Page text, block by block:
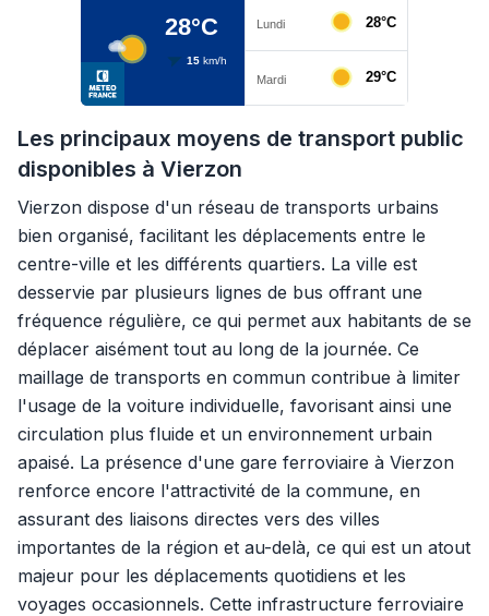
Les principaux moyens de transport public
disponibles à Vierzon
Vierzon dispose d'un réseau de transports urbains
bien organisé, facilitant les déplacements entre le
centre-ville et les différents quartiers. La ville est
desservie par plusieurs lignes de bus offrant une
fréquence régulière, ce qui permet aux habitants de se
déplacer aisément tout au long de la journée. Ce
maillage de transports en commun contribue à limiter
l'usage de la voiture individuelle, favorisant ainsi une
circulation plus fluide et un environnement urbain
apaisé. La présence d'une gare ferroviaire à Vierzon
renforce encore l'attractivité de la commune, en
assurant des liaisons directes vers des villes
importantes de la région et au-delà, ce qui est un atout
majeur pour les déplacements quotidiens et les
voyages occasionnels. Cette infrastructure ferroviaire